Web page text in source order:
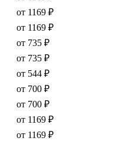
от 1169 ₽
от 1169 ₽
от 735 ₽
от 735 ₽
от 544 ₽
от 700 ₽
от 700 ₽
от 1169 ₽
от 1169 ₽